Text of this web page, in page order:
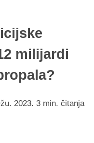
milijardi
2023. 3 min. čitanja